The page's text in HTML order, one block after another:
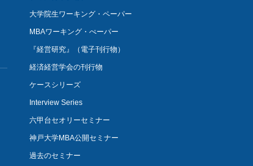
大学院生ワーキング・ペーパー
MBAワーキング・ぺーパー
『経営研究』（電子刊行物）
経済経営学会の刊行物
ケースシリーズ
Interview Series
六甲台セオリーセミナー
神戸大学MBA公開セミナー
過去のセミナー